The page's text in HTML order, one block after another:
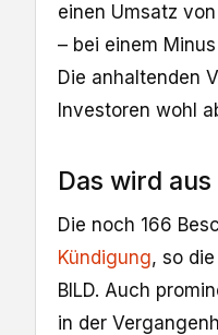
einen Umsatz
– bei einem
Die anhaltenden
Investoren wohl
Das wird
Die noch 166
Kündigung, so
BILD. Auch
in der